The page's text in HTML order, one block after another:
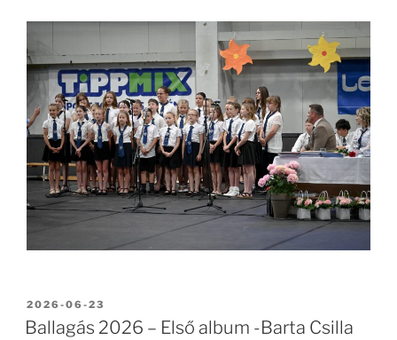
BEKÜLDVE:
2026-06-23
Ballagás 2026 – Első album -Barta Csilla